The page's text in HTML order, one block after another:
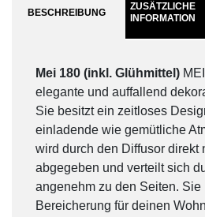
BESCHREIBUNG
ZUSÄTZLICHE
INFORMATION
Mei 180 (inkl. Glühmittel)
elegante und auffallend
Sie besitzt ein zeitloses
einladende wie gemütliche
wird durch den Diffusor direkt
abgegeben und verteilt sich
angenehm zu den Seiten. Sie
Bereicherung für deinen